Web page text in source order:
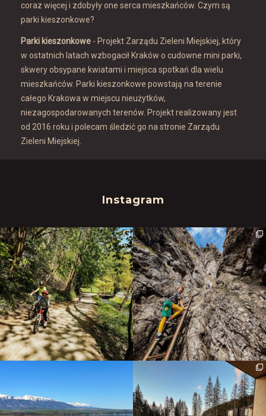
coraz więcej i zdobyły one serca mieszkańców. Czym są
parki kieszonkowe?
Parki kieszonkowe - Projekt Zarządu Zieleni Miejskiej, który
w ostatnich latach wzbogacił Kraków o cudowne mini parki,
skwery obsypane kwiatami i miejsca spotkań dla wielu
mieszkańców. Parki kieszonkowe powstają na terenie
całego Krakowa w miejscu nieużytków,
niezagospodarowanych terenów. Projekt realizowany jest
od 2016 roku i polecam śledzić go na stronie Zarządu
Zieleni Miejskiej.
Instagram